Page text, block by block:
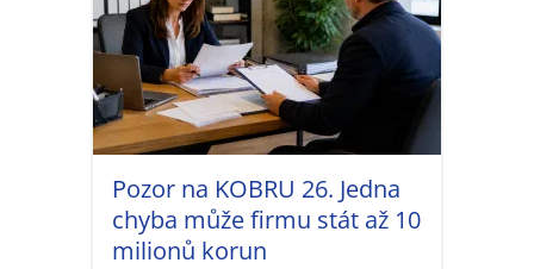
Pozor na KOBRU 26. Jedna
chyba může firmu stát až 10
milionů korun